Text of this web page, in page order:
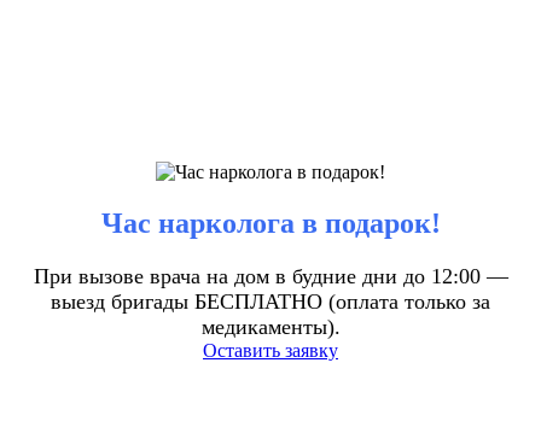
Час нарколога в подарок!
При вызове врача на дом в будние дни до 12:00 —
выезд бригады БЕСПЛАТНО (оплата только за
медикаменты).
Оставить заявку